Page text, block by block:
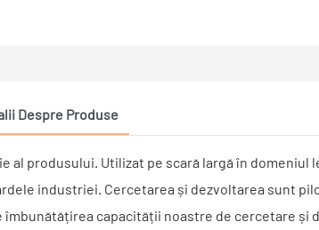
Despre Produse
produsului. Utilizat pe scară largă în domeniul
industriei. Cercetarea și dezvoltarea sunt
îmbunătățirea capacității noastre de cercetare